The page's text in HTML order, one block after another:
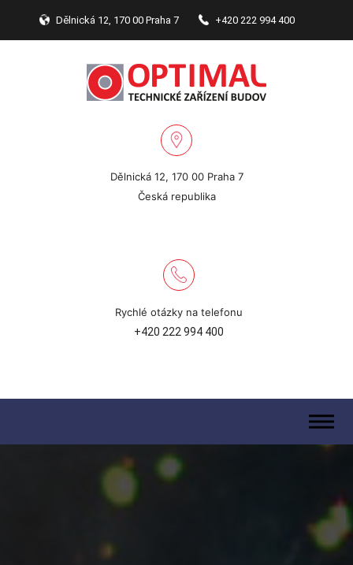
Dělnická 12, 170 00 Praha 7 +420 222 994 400
Dělnická 12, 170 00 Praha 7
Česká republika
Rychlé otázky na telefonu
+420 222 994 400